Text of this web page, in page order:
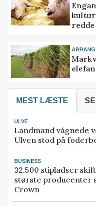
MEST LÆSTE
ULVE
Landmand vågnede
Ulven stod på
BUSINESS
32.500 stipladser
største producenter
Crown